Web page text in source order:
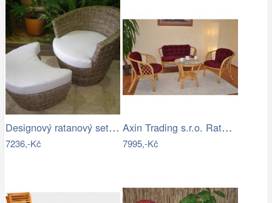
Designový ratanový set-RK
7236,-Kč
Axin Trading s.r.o. Ratanová sadací…
7995,-Kč